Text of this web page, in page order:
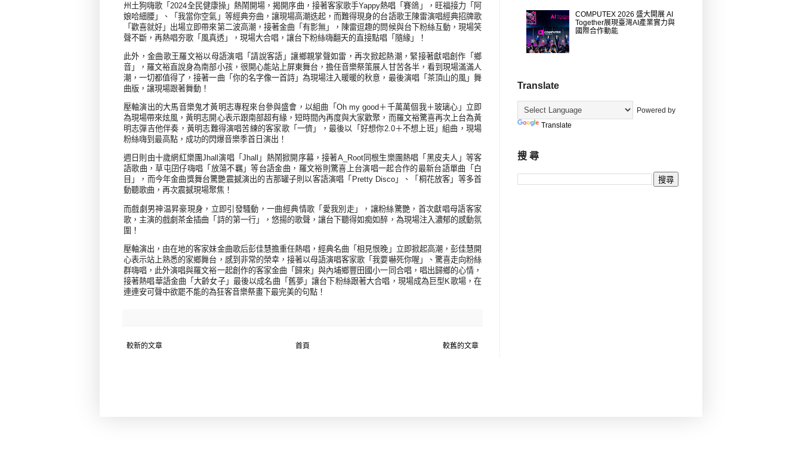
州土狗嗨歌「 2024全民健康操」熱鬧開場，揭開序曲，接著客家歌手Yappy熱唱「賽鴿」，旺福接力「阿
娘哈細腰」、「我當你空氣」等經典夯曲，讓現場高潮迭起，而難得現身的台語歌王陳雷演唱經典招牌歌
「歡喜就好」出場立即帶來第二波高潮，接著金曲「有影無」，陳雷逗趣的問候與台下粉絲互動，現場笑
聲不斷，再熱唱夯歌「風真透」，現場大合唱，讓台下粉絲嗨翻天的直接點唱「隨緣」！
此外，金曲歌王羅文裕以母語演唱「請說客語」讓鄉親掌聲如雷，再次掀起熱潮，緊接著獻唱創作「鄉
音」，羅文裕直說身為南部小孩，很開心能站上屏東舞台，擔任音樂祭策展人甘苦各半，看到現場滿滿人
潮，一切都值得了，接著一曲「你的名字像一首詩」為現場注入暖暖的秋意，最後演唱「茶頂山的風」舞
曲版，讓現場跟著舞動！
壓軸演出的大馬音樂鬼才黃明志專程來台參與盛會，以組曲「 Oh my good＋千萬萬個我＋玻璃心」立即
為現場帶來炫風，黃明志開心表示跟南部超有緣，短時間內再度與大家歡聚，而羅文裕驚喜再次上台為黃
明志彈吉他伴奏，黃明志難得演唱苦練的客家歌「一儕」，最後以「好想你2.0＋不想上班」組曲，現場
粉絲嗨到最高點，成功的閃爆音樂季首日演出！
週日則由十歲網紅樂團Jhall演唱「Jhall 」熱鬧掀開序幕，接著A_Root同根生樂團熱唱「黑皮夫人」等客
語歌曲，草屯囝仔嗨唱「放蕩不羈」等台語金曲，羅文裕則驚喜上台演唱一起合作的最新台語單曲「白
目」，而今年金曲獎舞台驚艷震撼演出的吉那罐子則以客語演唱「 Pretty Disco」、「桐花放客」等多首
動聽歌曲，再次震撼現場聚焦！
而戲劇男神温昇豪現身，立即引發騷動，一曲經典情歌「愛我別走」，讓粉絲驚艷，首次獻唱母語客家
歌，主演的戲劇茶金插曲「詩的第一行」，悠揚的歌聲，讓台下聽得如痴如醉，為現場注入濃郁的感動氛
圍！
壓軸演出，由在地的客家妹金曲歌后彭佳慧擔重任熱唱，經典名曲「相見恨晚」立即掀起高潮，彭佳慧開
心表示站上熟悉的家鄉舞台，感到非常的榮幸，接著以母語演唱客家歌「我要嚇死你喔」、驚喜走向粉絲
群嗨唱，此外演唱與羅文裕一起創作的客家金曲「歸來」與內埔鄉豐田國小一同合唱，唱出歸鄉的心情，
接著熱唱華語金曲「大齡女子」最後以成名曲「舊夢」讓台下粉絲跟著大合唱，現場成為巨型K歌場，在
連連安可聲中欲罷不能的為狂客音樂祭畫下最完美的句點！
較新的文章 較舊的文章
首頁
COMPUTEX 2026 盛大開展 AI
Together展現臺灣AI產業實力與
國際合作動能
Translate
Powered by
Translate
搜 尋